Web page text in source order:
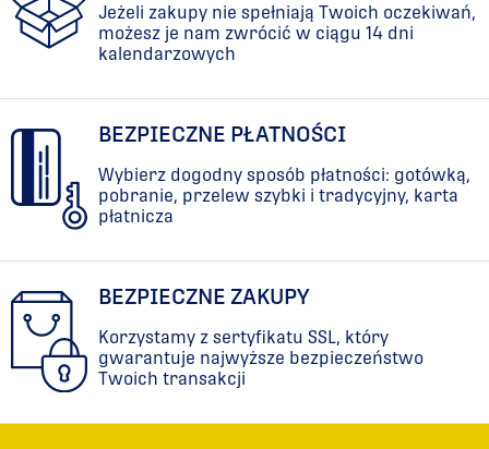
Jeżeli zakupy nie spełniają Twoich oczekiwań,
możesz je nam zwrócić w ciągu 14 dni
kalendarzowych
BEZPIECZNE PŁATNOŚCI
Wybierz dogodny sposób płatności: gotówką,
pobranie, przelew szybki i tradycyjny, karta
płatnicza
BEZPIECZNE ZAKUPY
Korzystamy z sertyfikatu SSL, który
gwarantuje najwyższe bezpieczeństwo
Twoich transakcji